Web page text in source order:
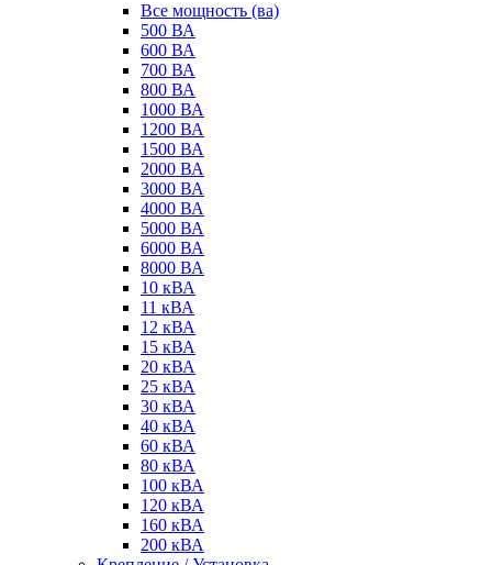
Все мощность (ва)
500 ВА
600 ВА
700 ВА
800 ВА
1000 ВА
1200 ВА
1500 ВА
2000 ВА
3000 ВА
4000 ВА
5000 ВА
6000 ВА
8000 ВА
10 кВА
11 кВА
12 кВА
15 кВА
20 кВА
25 кВА
30 кВА
40 кВА
60 кВА
80 кВА
100 кВА
120 кВА
160 кВА
200 кВА